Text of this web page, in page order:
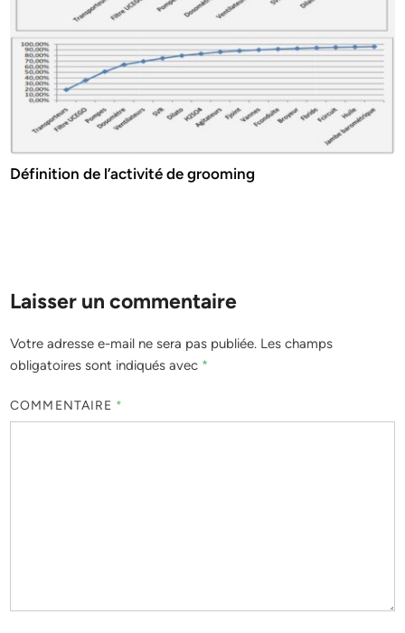
Définition de l’activité de grooming
Laisser un commentaire
Votre adresse e-mail ne sera pas publiée. Les champs
obligatoires sont indiqués avec *
COMMENTAIRE *